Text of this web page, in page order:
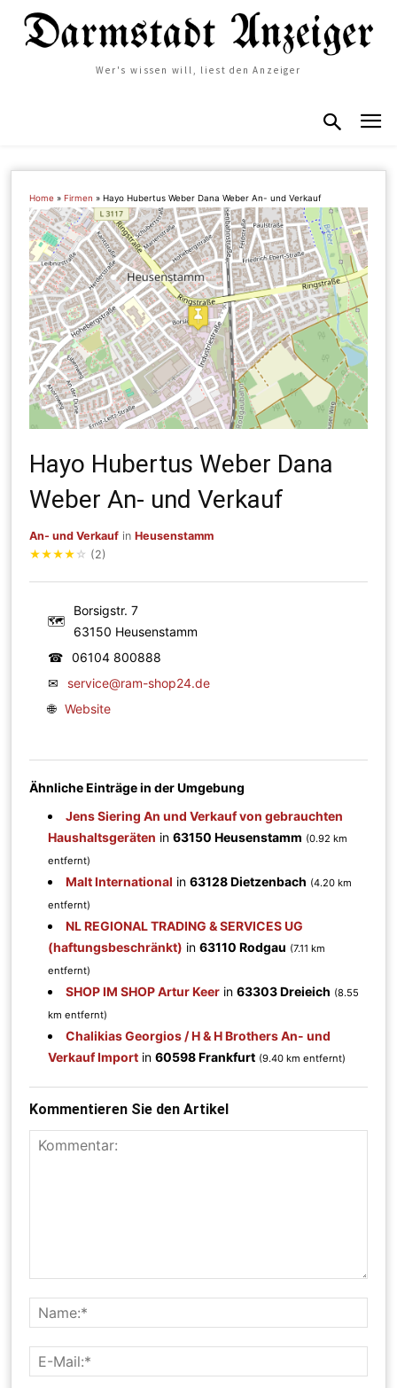
Wer's wissen will, liest den Anzeiger
Home »Firmen »Hayo Hubertus Weber Dana Weber An- und Verkauf
Hayo Hubertus Weber Dana
Weber An- und Verkauf
An- und Verkauf inHeusenstamm
★★★★ ☆ (2)
🗺
Borsigstr. 7
63150 Heusenstamm
☎
06104 800888
✉
service@ram-shop24.de
🌐 Website
Ähnliche Einträge in der Umgebung
Jens Siering An und Verkauf von gebrauchten
Haushaltsgeräten in63150 Heusenstamm (0.92 km
entfernt)
Malt International in63128 Dietzenbach (4.20 km
entfernt)
NL REGIONAL TRADING & SERVICES UG
(haftungsbeschränkt) in63110 Rodgau (7.11 km
entfernt)
SHOP IM SHOP Artur Keer in63303 Dreieich (8.55
km entfernt)
Chalikias Georgios / H & H Brothers An- und
Verkauf Import in60598 Frankfurt (9.40 km entfernt)
Kommentieren Sie den Artikel